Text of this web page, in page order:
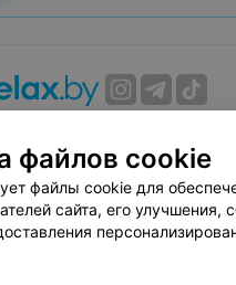
договор
Способы
по использованию
«Афиша»
соглашение
файлов cookie
файлы cookie для
сайта, его улучшения,